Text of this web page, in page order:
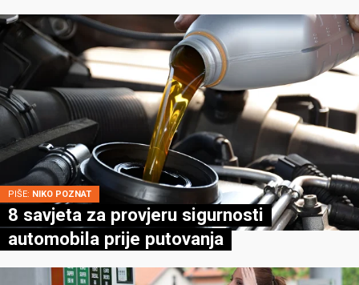
PIŠE: NIKO POZNAT
8 savjeta za provjeru sigurnosti
automobila prije putovanja